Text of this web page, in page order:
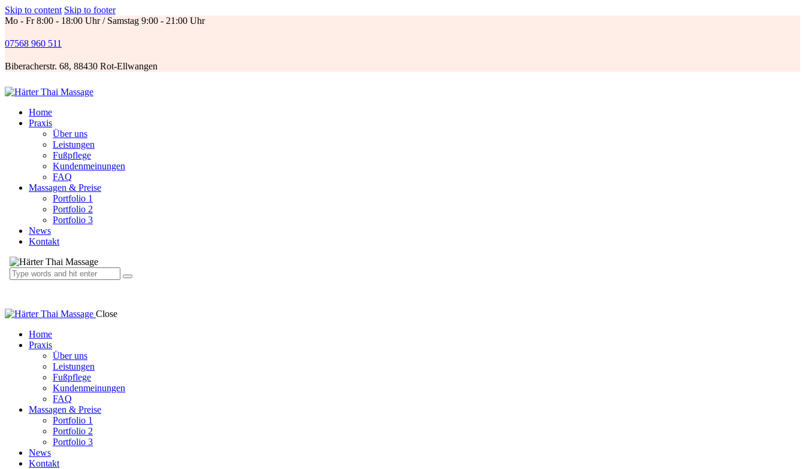
Skip to content Skip to footer
Mo - Fr 8:00 - 18:00 Uhr / Samstag 9:00 - 21:00 Uhr
07568 960 511
Biberacherstr. 68, 88430 Rot-Ellwangen
Home
Praxis
Über uns
Leistungen
Fußpflege
Kundenmeinungen
FAQ
Massagen & Preise
Portfolio 1
Portfolio 2
Portfolio 3
News
Kontakt
Close
Home
Praxis
Über uns
Leistungen
Fußpflege
Kundenmeinungen
FAQ
Massagen & Preise
Portfolio 1
Portfolio 2
Portfolio 3
News
Kontakt